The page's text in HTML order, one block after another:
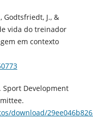
Godtsfriedt, J., &
vida do treinador
em contexto
Sport Development
download/